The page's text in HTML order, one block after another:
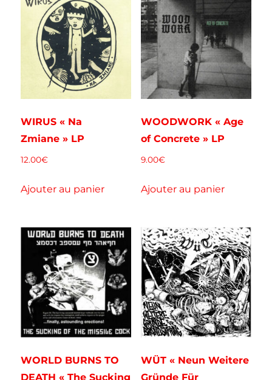
WIRUS « Na
Zmiane » LP
12.00€
Ajouter au panier
WOODWORK « Age
of Concrete » LP
9.00€
Ajouter au panier
WORLD BURNS TO
DEATH « The Sucking
WÜT « Neun Weitere
Gründe Für